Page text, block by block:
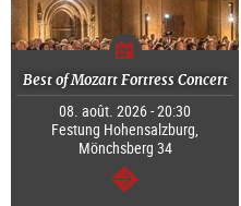
Best of Mozart Fortress Concert
08. août. 2026 - 20:30
Festung Hohensalzburg,
Mönchsberg 34